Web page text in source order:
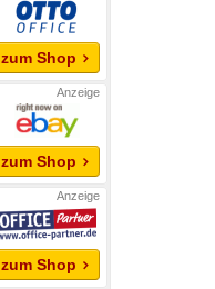
zum Shop
zum Shop
zum Shop